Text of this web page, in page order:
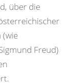
über die
Freud)